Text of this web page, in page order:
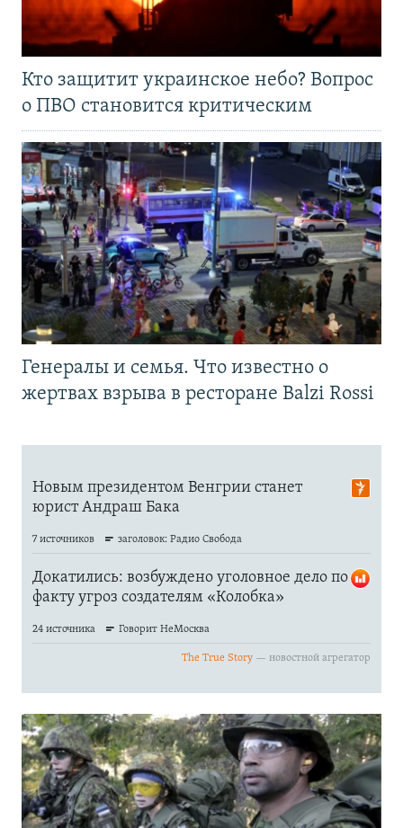
Кто защитит украинское небо? Вопрос
о ПВО становится критическим
Генералы и семья. Что известно о
жертвах взрыва в ресторане Balzi Rossi